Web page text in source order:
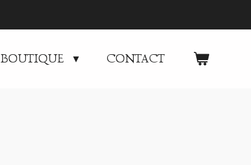
BOUTIQUE CONTACT